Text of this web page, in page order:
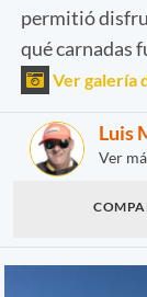
permitió
qué carnadas
Ver galería
Luis
Ver